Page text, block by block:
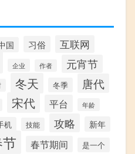
国 习俗 互联网
企业 作者 元宵节
冬天 冬季 唐代
宋代 平台 年龄
机 技能 攻略 新年
春节期间 是一个